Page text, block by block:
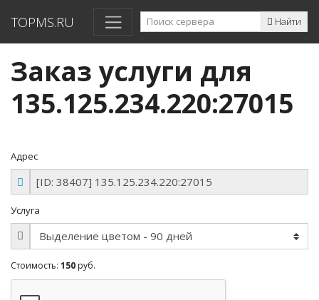
TOPMS.RU Найти
Заказ услуги для
135.125.234.220:27015
Адрес
Услуга
Стоимость: 150 руб.